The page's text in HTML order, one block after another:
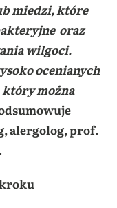
miedzi, które
oraz
wilgoci.
ocenianych
który można
alergolog, prof.